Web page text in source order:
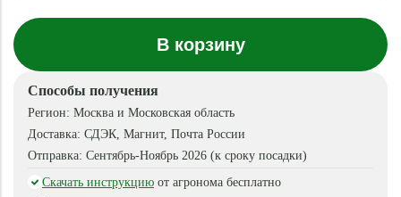
В корзину
Способы получения
Регион: Москва и Московская область
Доставка: СДЭК, Магнит, Почта России
Отправка: Сентябрь-Ноябрь 2026 (к сроку посадки)
Скачать инструкцию от агронома бесплатно